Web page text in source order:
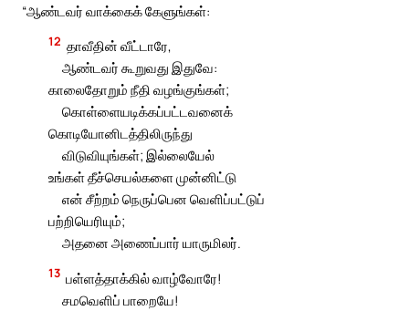
“ஆண்டவர் வாக்கைக் கேளுங்கள்:
12 தாவீதின் வீட்டாரே,
ஆண்டவர் கூறுவது இதுவே:
காலைதோறும் நீதி வழங்குங்கள்;
கொள்ளையடிக்கப்பட்டவனைக்
கொடியோனிடத்திலிருந்து
விடுவியுங்கள்; இல்லையேல்
உங்கள் தீச்செயல்களை முன்னிட்டு
என் சீற்றம் நெருப்பென வெளிப்பட்டுப்
பற்றியெரியும்;
அதனை அணைப்பார் யாருமிலர்.
13 பள்ளத்தாக்கில் வாழ்வோரே!
சமவெளிப் பாறையே!